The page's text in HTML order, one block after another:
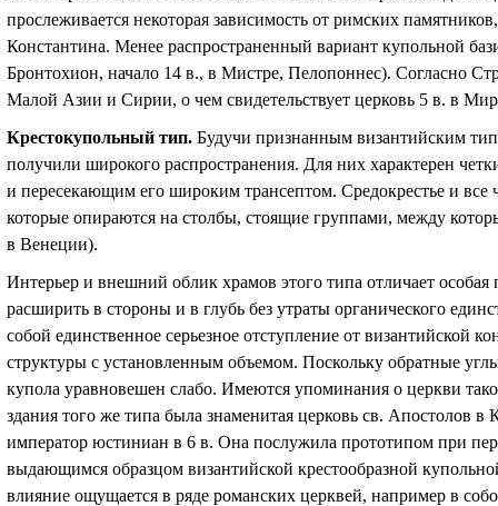
прослеживается некоторая зависимость от римских
Константина. Менее распространенный вариант купольной
Бронтохион, начало 14 в., в Мистре, Пелопоннес). Согласно
Малой Азии и Сирии, о чем свидетельствует церковь 5 в. в
Крестокупольный тип. Будучи признанным византийским
получили широкого распространения. Для них характерен
и пересекающим его широким трансептом. Средокрестье и все
которые опираются на столбы, стоящие группами, между
в Венеции).
Интерьер и внешний облик храмов этого типа отличает особая
расширить в стороны и в глубь без утраты органического
собой единственное серьезное отступление от византийской
структуры с установленным объемом. Поскольку обратные
купола уравновешен слабо. Имеются упоминания о церкви
здания того же типа была знаменитая церковь св. Апостолов
император юстиниан в 6 в. Она послужила прототипом при
выдающимся образцом византийской крестообразной
влияние ощущается в ряде романских церквей, например в